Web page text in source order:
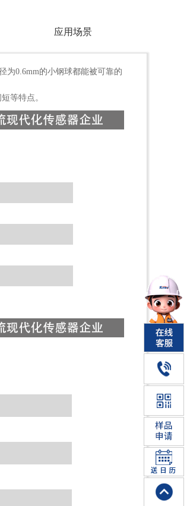
应用场景
为0.6mm的小钢球都能被可靠的
等特点。